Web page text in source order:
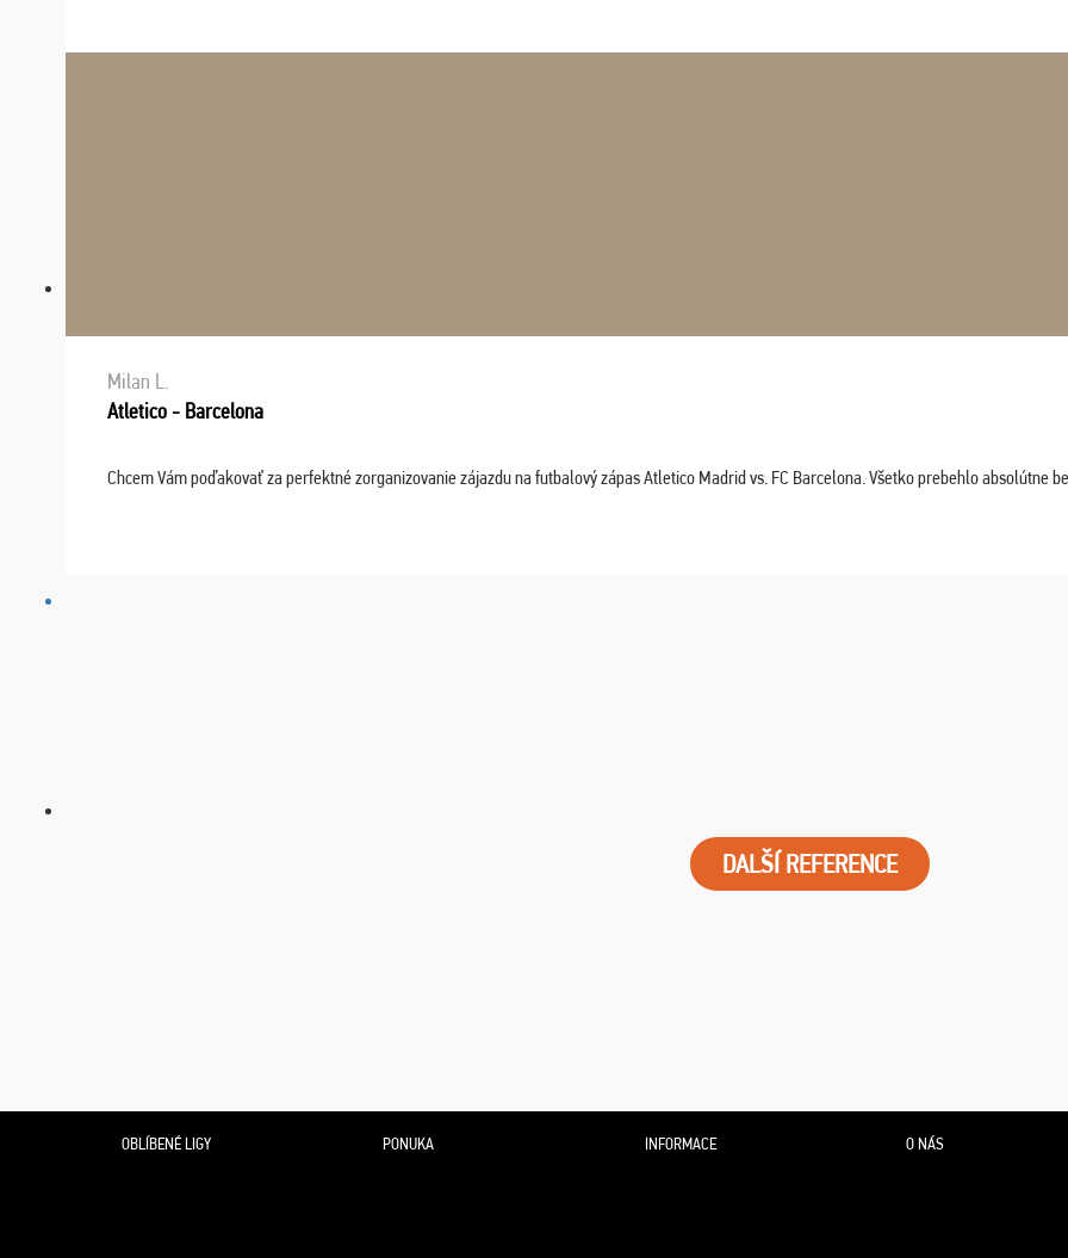
Milan L.
Atletico - Barcelona
Chcem Vám poďakovať za perfektné zorganizovanie zájazdu na futbalový zápas Atletico Madrid vs. FC Barcelona. Všetko prebehlo absolútne
DALŠÍ REFERENCE
OBLÍBENÉ LIGY PONUKA INFORMACE O NÁS